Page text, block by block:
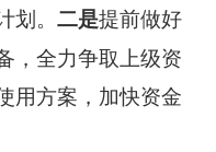
。 二是提前做好
，全力争取上级资
用方案，加快资金